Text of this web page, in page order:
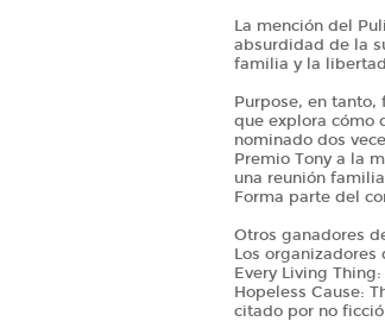
La mención del
absurdidad de la
familia y la
Purpose, en
que explora cómo
nominado dos
Premio Tony a la
una reunión
Forma parte del
Otros ganadores
Los
Every Living
Hopeless Cause:
citado por no